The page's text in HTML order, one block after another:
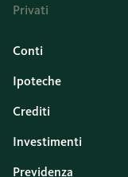
Privati
Conti
Ipoteche
Crediti
Investimenti
Previdenza